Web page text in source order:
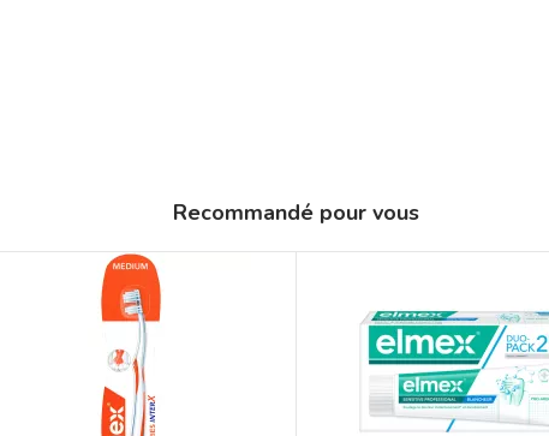
Recommandé pour vous